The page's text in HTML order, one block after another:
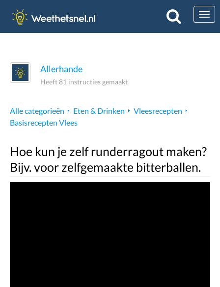
Allerhande
Heeft 81 instructies gemaakt
Alle categorieën Eten & Drinken
Vleesrecepten
Basisrecepten Vlees
Hoe kun je zelf runderragout maken?
Bijv. voor zelfgemaakte bitterballen.